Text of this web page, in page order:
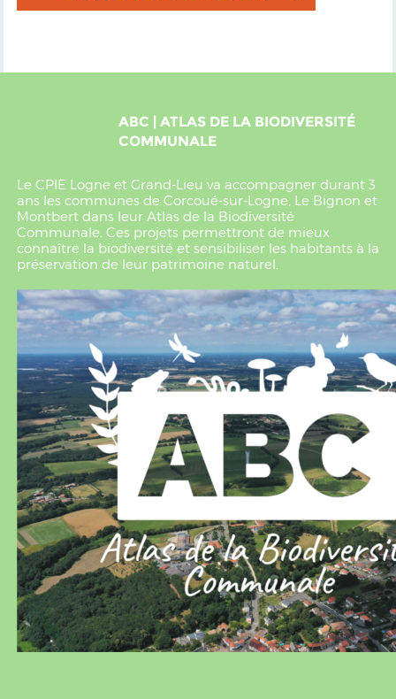
ABC | ATLAS DE LA BIODIVERSITÉ
COMMUNALE
Le CPIE Logne et Grand-Lieu va accompagner durant 3
ans les communes de Corcoué-sur-Logne, Le Bignon et
Montbert dans leur Atlas de la Biodiversité
Communale. Ces projets permettront de mieux
connaître la biodiversité et sensibiliser les habitants à la
préservation de leur patrimoine naturel.